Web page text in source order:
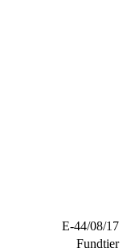
E-44/08/17
Fundtier